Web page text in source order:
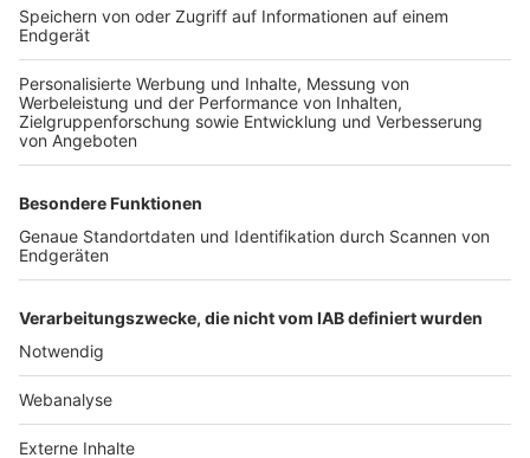
TOP-VEREINE
TOP-PARTNER
Nutzungsbedingungen Datenschutz Impressum